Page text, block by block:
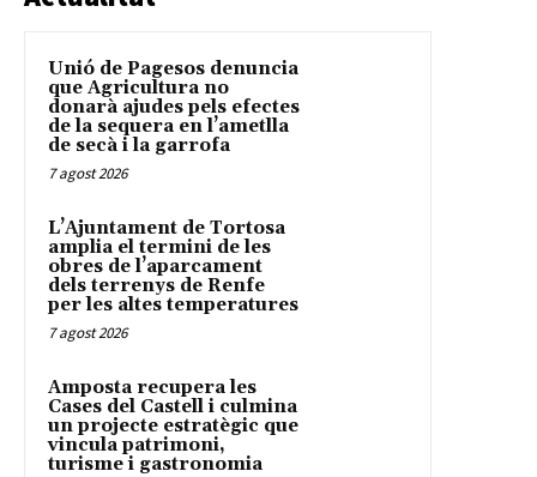
Unió de Pagesos denuncia
que Agricultura no
donarà ajudes pels efectes
de la sequera en l’ametlla
de secà i la garrofa
7 agost 2026
L’Ajuntament de Tortosa
amplia el termini de les
obres de l’aparcament
dels terrenys de Renfe
per les altes temperatures
7 agost 2026
Amposta recupera les
Cases del Castell i culmina
un projecte estratègic que
vincula patrimoni,
turisme i gastronomia